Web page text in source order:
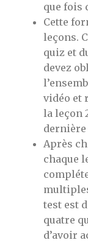
que fois
Cette
leçons.
quiz et
devez
vidéo et
la leçon
dernière
Après
chaque
test est
quatre
d’avoir